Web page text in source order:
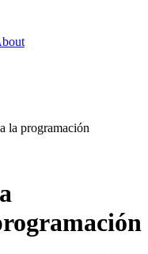
la programación